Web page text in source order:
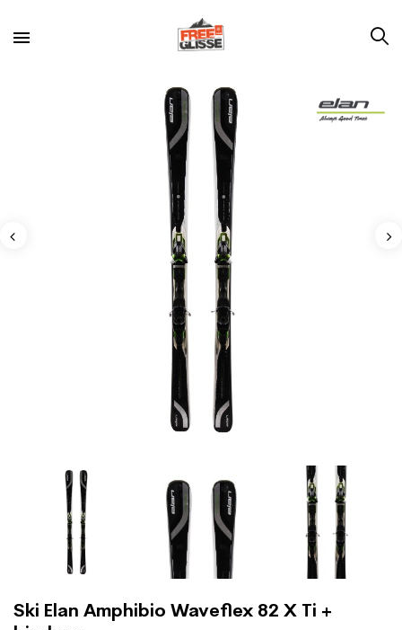
Ski Elan Amphibio Waveflex 82 X Ti +